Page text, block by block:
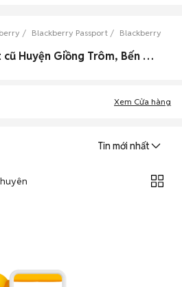
Blackberry Passport Blackberry
0 Blackberry Passport cũ Huyện Giồng Trôm, Bến Tre đẹp
Xem Cửa hàng
Tin mới nhất